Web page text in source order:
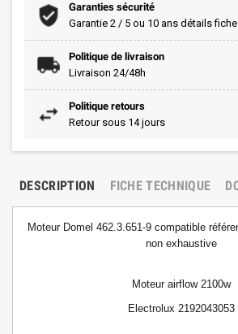
Garanties sécurité
Garantie 2 / 5 ou 10 ans détails
Politique de livraison
Livraison 24/48h
Politique retours
Retour sous 14 jours
DESCRIPTION FICHE TECHNIQUE
Moteur Domel 462.3.651-9 compatible
non exhaustive
Moteur airflow 2100w
Electrolux 2192043053